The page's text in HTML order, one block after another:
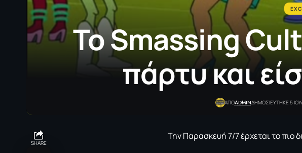
Το Smassing
πάρτυ και
ΑΠΟADMINΔΗΜΟΣΙΕΥΤΗΚΕ 5
SHARE
Την Παρασκευή 7/7 έρχεται το πιο